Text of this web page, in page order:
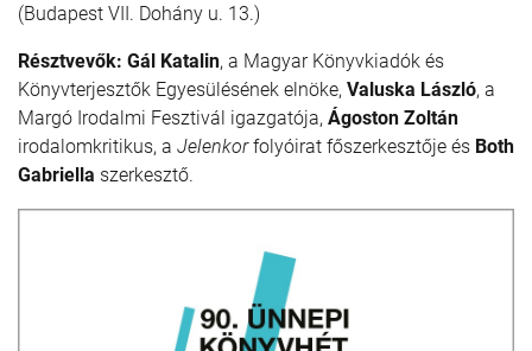
(Budapest VII. Dohány u. 13.)
Résztvevők: Gál Katalin, a Magyar Könyvkiadók és
Könyvterjesztők Egyesülésének elnöke, Valuska László, a
Margó Irodalmi Fesztivál igazgatója, Ágoston Zoltán
irodalomkritikus, a Jelenkorfolyóirat főszerkesztője és Both
Gabriella szerkesztő.